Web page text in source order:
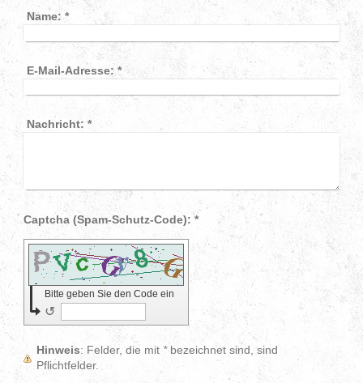
Name:*
E-Mail-Adresse: *
Nachricht: *
Captcha (Spam-Schutz-Code): *
Bitte geben Sie den Code ein
↺
Hinweis : Felder, die mit *bezeichnet sind, sind
Pflichtfelder.